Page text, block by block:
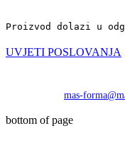
Proizvod dolazi u
UVJETI POSLOVANJA
mas-
bottom of page